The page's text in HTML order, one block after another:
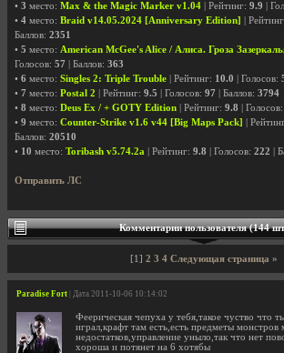
• 3 место: Max & the Magic Marker v1.04 | Рейтинг: 9.9 |
• 4 место: Braid v14.05.2024 [Anniversary Edition] |
Баллов: 2351
• 5 место: American McGee's Alice / Алиса. Гроза
Голосов: 57 | Баллов: 363
• 6 место: Singles 2: Triple Trouble | Рейтинг: 10.0 | Голосов:
• 7 место: Postal 2 | Рейтинг: 9.5 | Голосов: 97 | Баллов: 3794
• 8 место: Deus Ex / + GOTY Edition | Рейтинг: 9.8 | Голосов:
• 9 место: Counter-Strike v1.6 v44 [Big Maps Pack] |
Баллов: 20510
• 10 место: Toribash v5.74.2a | Рейтинг: 9.8 | Голосов: 222 |
Отправить ЛС
Комментарии пользователя (144
[1] 2 3 4 Следующая страница »
Paradise Fort | Дата 2011-10-06 10:14:02
Феерическая чепуха у тебя,такое чуство что
играл,крафт там есть,есть предметы монстров
недостатков,управление уныло,так что нет
хороша и потянет на 6 хотябы